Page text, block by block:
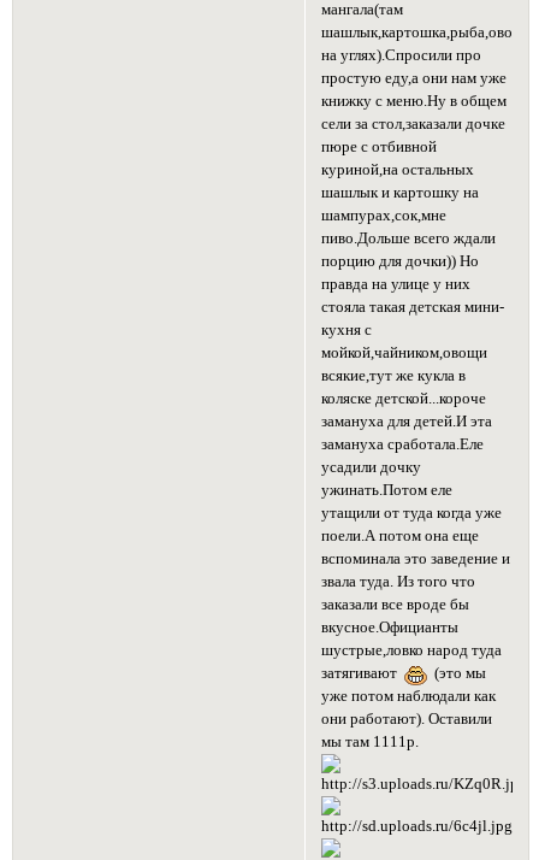
мангала(там
шашлык,картошка,рыба,овощи
на углях).Спросили про
простую еду,а они нам уже
книжку с меню.Ну в общем
сели за стол,заказали дочке
пюре с отбивной
куриной,на остальных
шашлык и картошку на
шампурах,сок,мне
пиво.Дольше всего ждали
порцию для дочки)) Но
правда на улице у них
стояла такая детская мини-
кухня с
мойкой,чайником,овощи
всякие,тут же кукла в
коляске детской...короче
замануха для детей.И эта
замануха сработала.Еле
усадили дочку
ужинать.Потом еле
утащили от туда когда уже
поели.А потом она еще
вспоминала это заведение и
звала туда. Из того что
заказали все вроде бы
вкусное.Официанты
шустрые,ловко народ туда
затягивают
(это мы
уже потом наблюдали как
они работают). Оставили
мы там 1111р.